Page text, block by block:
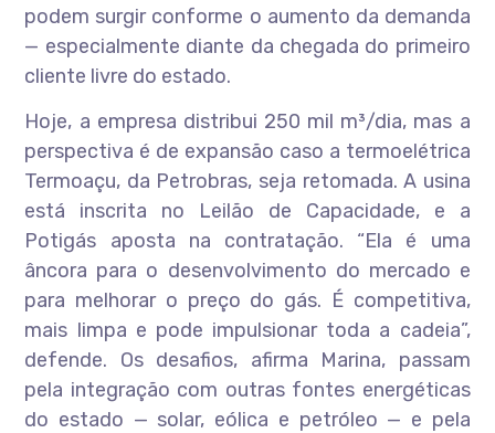
podem surgir conforme o aumento da demanda
— especialmente diante da chegada do primeiro
cliente livre do estado.
Hoje, a empresa distribui 250 mil m³/dia, mas a
perspectiva é de expansão caso a termoelétrica
Termoaçu, da Petrobras, seja retomada. A usina
está inscrita no Leilão de Capacidade, e a
Potigás aposta na contratação. “Ela é uma
âncora para o desenvolvimento do mercado e
para melhorar o preço do gás. É competitiva,
mais limpa e pode impulsionar toda a cadeia”,
defende. Os desafios, afirma Marina, passam
pela integração com outras fontes energéticas
do estado — solar, eólica e petróleo — e pela